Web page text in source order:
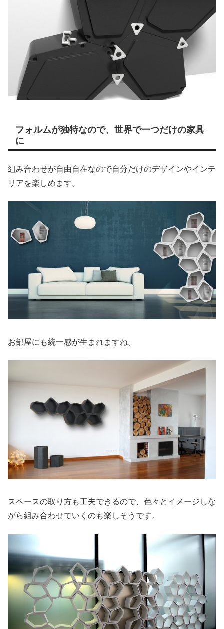
フォルムが独特なので、世界で一つだけの家具
に
組み合わせが自由自在なので自分だけのデザインやインテ
リアを楽しめます。
お部屋にも統一感が生まれますね。
スペースの取り方も工夫できるので、色々とイメージしな
がら組み合わせていくのも楽しそうです。